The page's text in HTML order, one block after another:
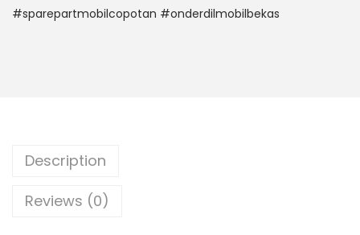
#sparepartmobilcopotan #onderdilmobilbekas
Description
Reviews (0)